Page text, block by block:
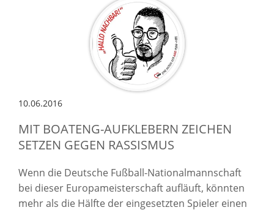
10.06.2016
MIT BOATENG-AUFKLEBERN ZEICHEN
SETZEN GEGEN RASSISMUS
Wenn die Deutsche Fußball-Nationalmannschaft
bei dieser Europameisterschaft aufläuft, könnten
mehr als die Hälfte der eingesetzten Spieler einen